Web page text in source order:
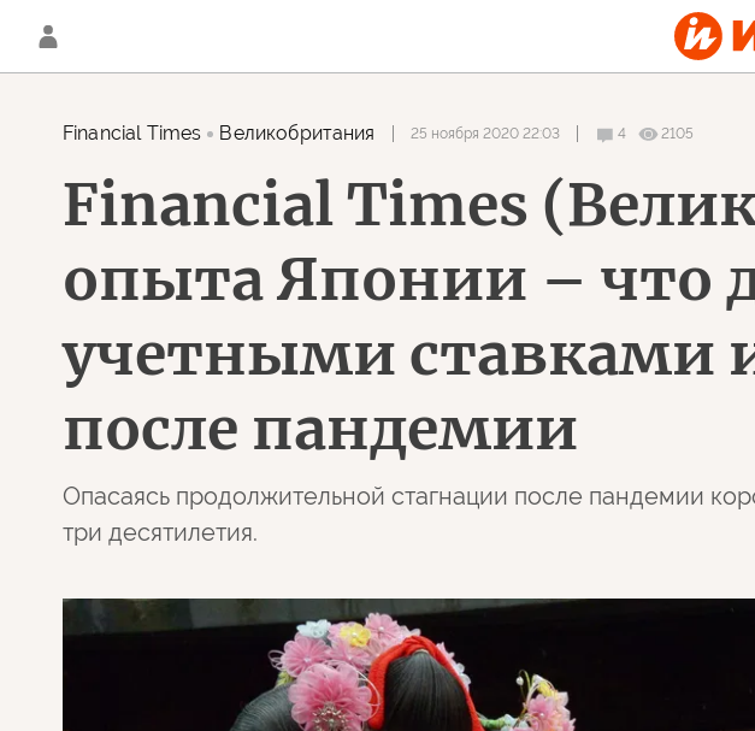
Financial Times Великобритания 25 ноября 2020 22:03 4 2105
Financial Times
опыта Японии – что
учетными ставками
после пандемии
Опасаясь продолжительной стагнации после пандемии
три десятилетия.